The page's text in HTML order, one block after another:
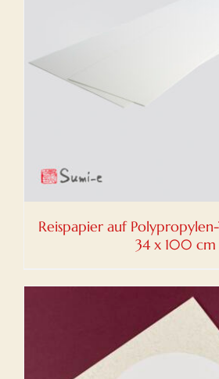
Reispapier auf
34 x 100 cm